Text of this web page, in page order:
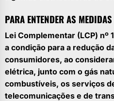
PARA ENTENDER AS MEDIDAS
Lei Complementar (LCP) nº
a condição para a redução
consumidores, ao
elétrica, junto com o gás
combustíveis, os serviços
telecomunicações e de